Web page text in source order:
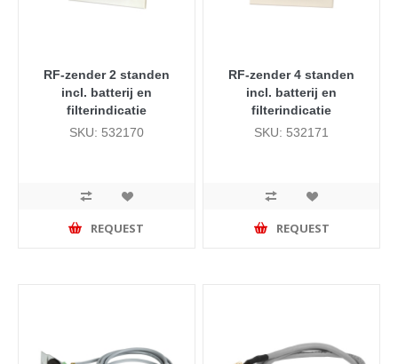
RF-zender 2 standen
incl. batterij en
filterindicatie
SKU: 532170
REQUEST
RF-zender 4 standen
incl. batterij en
filterindicatie
SKU: 532171
REQUEST